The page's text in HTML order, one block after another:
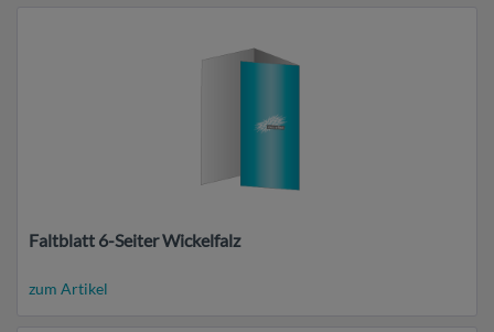
Faltblatt 6-Seiter Wickelfalz
zum Artikel